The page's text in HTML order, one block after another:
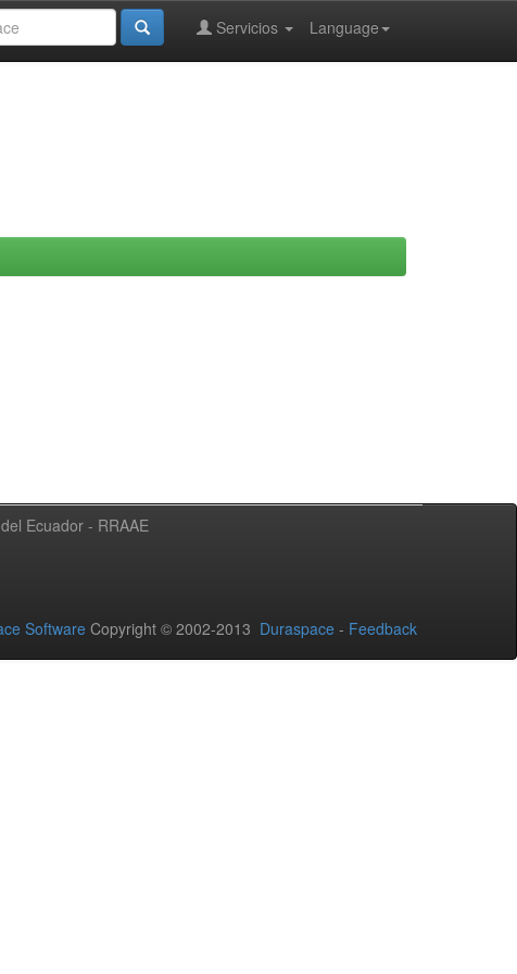
Language
Servicios
Ecuador - RRAAE
Software Copyright © 2002-2013 Duraspace - Feedback